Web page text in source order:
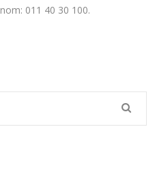
011 40 30 100.